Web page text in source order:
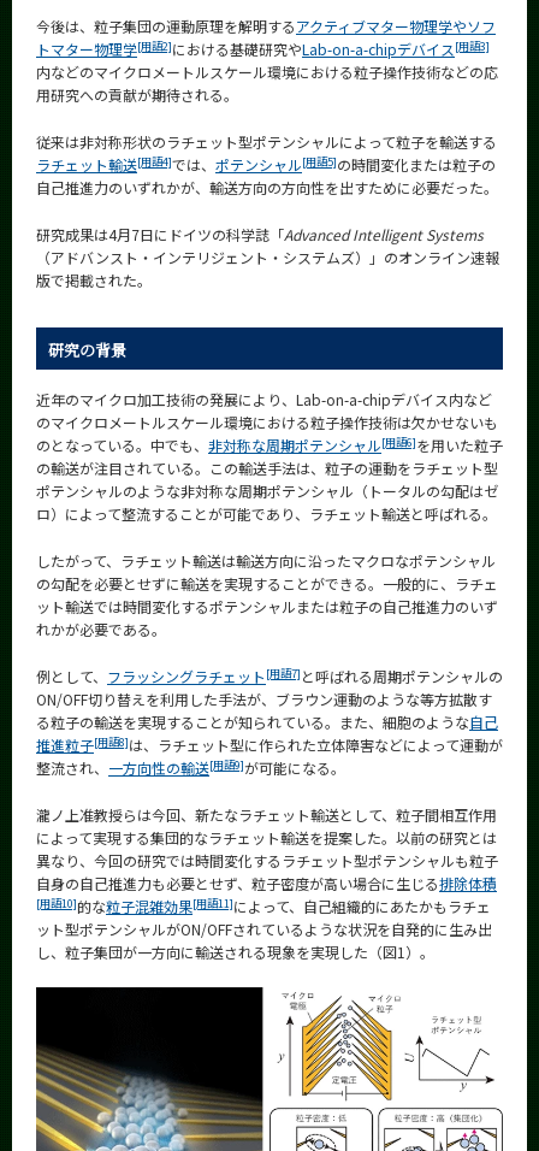
今後は、粒子集団の運動原理を解明するアクティブマター物理学やソフ
トマター物理学[用語2]における基礎研究やLab-on-a-chipデバイス [用語3]
内などのマイクロメートルスケール環境における粒子操作技術などの応
用研究への貢献が期待される。
従来は非対称形状のラチェット型ポテンシャルによって粒子を輸送する
ラチェット輸送[用語4]では、 ポテンシャル[用語5]の時間変化または粒子の
自己推進力のいずれかが、輸送方向の方向性を出すために必要だった。
研究成果は4月7日にドイツの科学誌「Advanced Intelligent Systems
（アドバンスト・インテリジェント・システムズ）」のオンライン速報
版で掲載された。
研究の背景
近年のマイクロ加工技術の発展により、Lab-on-a-chipデバイス内など
のマイクロメートルスケール環境における粒子操作技術は欠かせないも
のとなっている。中でも、 非対称な周期ポテンシャル[用語6]を用いた粒子
の輸送が注目されている。この輸送手法は、粒子の運動をラチェット型
ポテンシャルのような非対称な周期ポテンシャル（トータルの勾配はゼ
ロ）によって整流することが可能であり、ラチェット輸送と呼ばれる。
したがって、ラチェット輸送は輸送方向に沿ったマクロなポテンシャル
の勾配を必要とせずに輸送を実現することができる。一般的に、ラチェ
ット輸送では時間変化するポテンシャルまたは粒子の自己推進力のいず
れかが必要である。
例として、 フラッシングラチェット [用語7] と呼ばれる周期ポテンシャルの
ON/OFF切り替えを利用した手法が、ブラウン運動のような等方拡散す
る粒子の輸送を実現することが知られている。また、細胞のような自己
推進粒子[用語8]は、ラチェット型に作られた立体障害などによって運動が
整流され、 一方向性の輸送[用語9]が可能になる。
瀧ノ上准教授らは今回、新たなラチェット輸送として、粒子間相互作用
によって実現する集団的なラチェット輸送を提案した。以前の研究とは
異なり、今回の研究では時間変化するラチェット型ポテンシャルも粒子
自身の自己推進力も必要とせず、粒子密度が高い場合に生じる排除体積
[用語10]的な粒子混雑効果[用語11]によって、自己組織的にあたかもラチェ
ット型ポテンシャルがON/OFFされているような状況を自発的に生み出
し、粒子集団が一方向に輸送される現象を実現した（図1）。
系詳細情報